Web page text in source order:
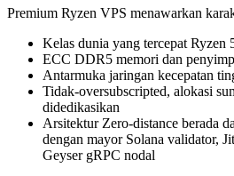
Premium Ryzen VPS menawarkan
Kelas dunia yang tercepat Ryzen
ECC DDR5 memori dan
Antarmuka jaringan kecepatan
Tidak-oversubscripted, alokasi
didedikasikan
Arsitektur Zero-distance berada
dengan mayor Solana validator,
Geyser gRPC nodal